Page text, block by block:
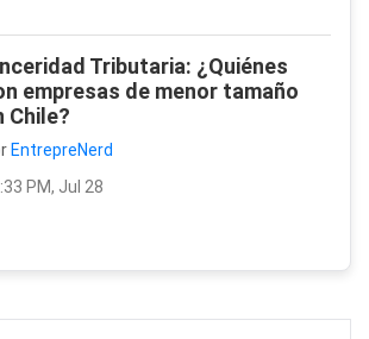
Tributaria: ¿Quiénes
empresas de menor tamaño
Chile?
EntrepreNerd
PM, Jul 28